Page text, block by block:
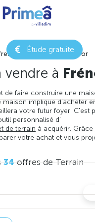
Étude gratuite
de terrain Côte-d'or
vendre à
de faire construire une
maison implique d'acheter
votre futur foyer. C'est
personnalisé d'
de terrain à acquérir.
votre achat et vous
34offres de Terrain